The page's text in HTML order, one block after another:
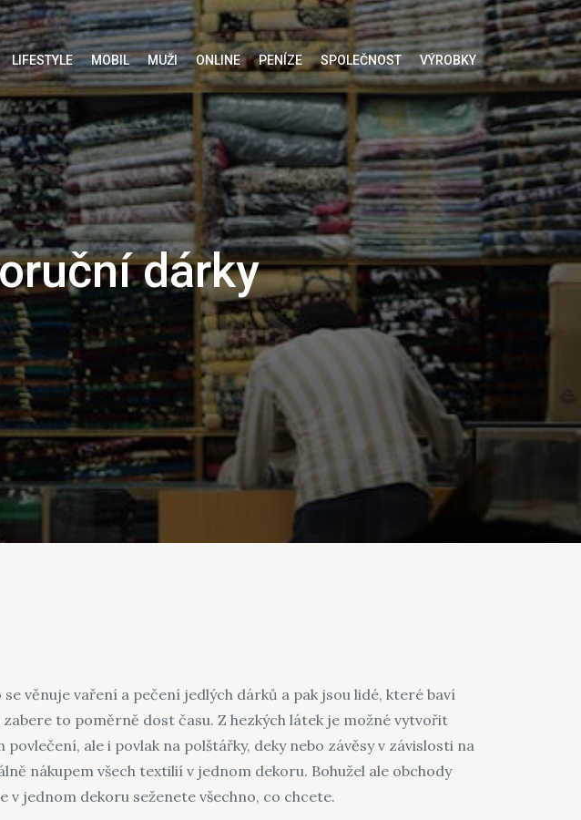
LIFESTYLE MOBIL MUŽI ONLINE PENÍZE SPOLEČNOST VÝROBKY
dárky
věnuje vaření a pečení jedlých dárků a pak jsou lidé, které baví
to poměrně dost času. Z hezkých látek je možné vytvořit
ale i povlak na polštářky, deky nebo závěsy v závislosti na
nákupem všech textilií v jednom dekoru. Bohužel ale obchody
jednom dekoru seženete všechno, co chcete.